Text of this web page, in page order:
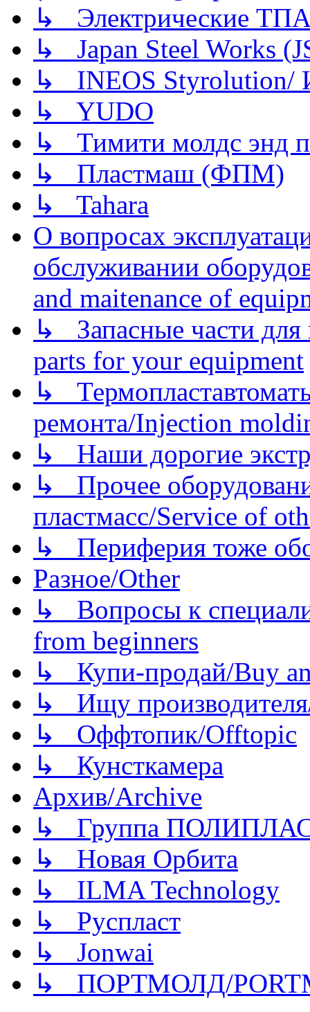
↳ Электрические
↳ Japan Steel Works
↳ INEOS
↳ YUDO
↳ Тимити молдс энд
↳ Пластмаш (ФПМ)
↳ Tahara
О вопросах
обслуживании
and maitenance of
↳ Запасные части для
parts for your equipment
↳
ремонта/Injection
↳ Наши дорогие
↳ Прочее
пластмасс/Service of
↳ Периферия тоже
Разное/Other
↳ Вопросы к
from beginners
↳ Купи-продай/Buy
↳ Ищу
↳ Оффтопик/Offtopic
↳ Кунсткамера
Архив/Archive
↳ Группа
↳ Новая Орбита
↳ ILMA Technology
↳ Руспласт
↳ Jonwai
↳ ПОРТМОЛД/